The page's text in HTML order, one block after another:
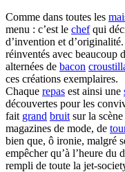
Comme dans toutes les
menu : c’est le chefqui
d’invention et
réinventés avec beaucoup
alternées de bacon
ces créations exemplaires.
Chaque repas est ainsi une
découvertes pour les
fait grand bruit sur la
magazines de mode, de
bien que, ô ironie, malgré
empêcher qu’à l’heure du
rempli de toute la jet-